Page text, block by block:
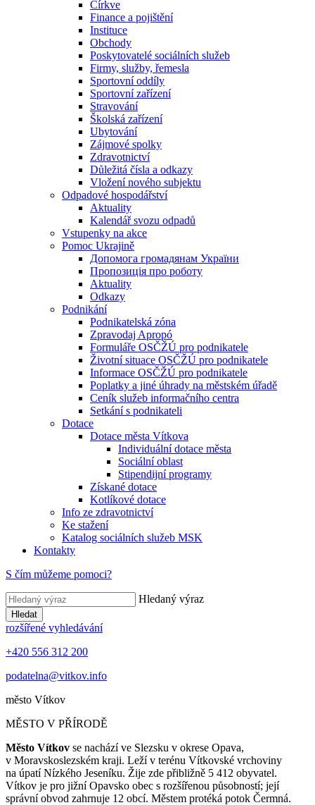
Církve
Finance a pojištění
Instituce
Obchody
Poskytovatelé sociálních služeb
Firmy, služby, řemesla
Sportovní oddíly
Sportovní zařízení
Stravování
Školská zařízení
Ubytování
Zájmové spolky
Zdravotnictví
Důležitá čísla a odkazy
Vložení nového subjektu
Odpadové hospodářství
Aktuality
Kalendář svozu odpadů
Vstupenky na akce
Pomoc Ukrajině
Допомога громадянам України
Пропозиція про роботу
Aktuality
Odkazy
Podnikání
Podnikatelská zóna
Zpravodaj Apropó
Formuláře OSČŽÚ pro podnikatele
Životní situace OSČŽÚ pro podnikatele
Informace OSČŽÚ pro podnikatele
Poplatky a jiné úhrady na městském úřadě
Ceník služeb informačního centra
Setkání s podnikateli
Dotace
Dotace města Vítkova
Individuální dotace města
Sociální oblast
Stipendijní programy
Získané dotace
Kotlíkové dotace
Info ze zdravotnictví
Ke stažení
Katalog sociálních služeb MSK
Kontakty
S čím můžeme pomoci?
Hledaný výraz
Hledat
rozšířené vyhledávání
+420 556 312 200
podatelna@vitkov.info
město Vítkov
MĚSTO V PŘÍRODĚ
Město Vítkov se nachází ve Slezsku v okrese Opava,
v Moravskoslezském kraji. Leží v terénu Vítkovské vrchoviny
na úpatí Nízkého Jeseníku. Žije zde přibližně 5 412 obyvatel.
Vítkov je pro jižní Opavsko obec s rozšířenou působností; její
správní obvod zahrnuje 12 obcí. Městem protéká potok Čermná.